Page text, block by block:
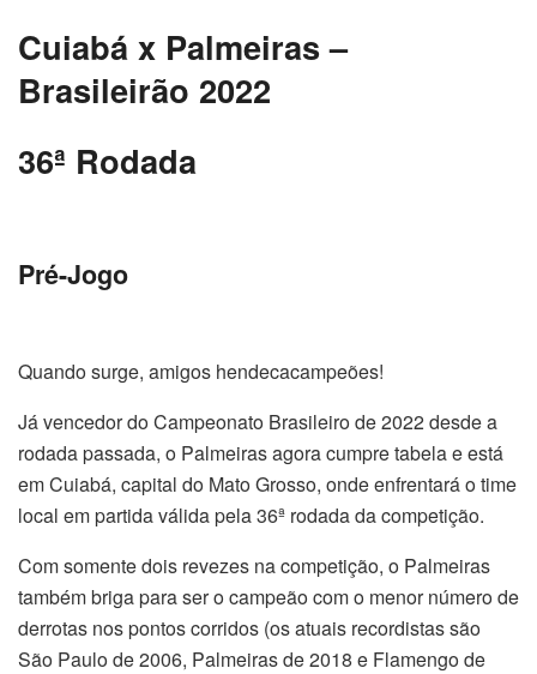
Cuiabá x Palmeiras –
Brasileirão 2022
36ª Rodada
Pré-Jogo
Quando surge, amigos hendecacampeões!
Já vencedor do Campeonato Brasileiro de 2022 desde a
rodada passada, o Palmeiras agora cumpre tabela e está
em Cuiabá, capital do Mato Grosso, onde enfrentará o time
local em partida válida pela 36ª rodada da competição.
Com somente dois revezes na competição, o Palmeiras
também briga para ser o campeão com o menor número de
derrotas nos pontos corridos (os atuais recordistas são
São Paulo de 2006, Palmeiras de 2018 e Flamengo de